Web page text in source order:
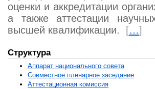
оценки и аккредитации
а также аттестации
высшей квалификации.
[…]
Структура
Аппарат национального совета
Совместное пленарное заседание
Аттестационная комисcия